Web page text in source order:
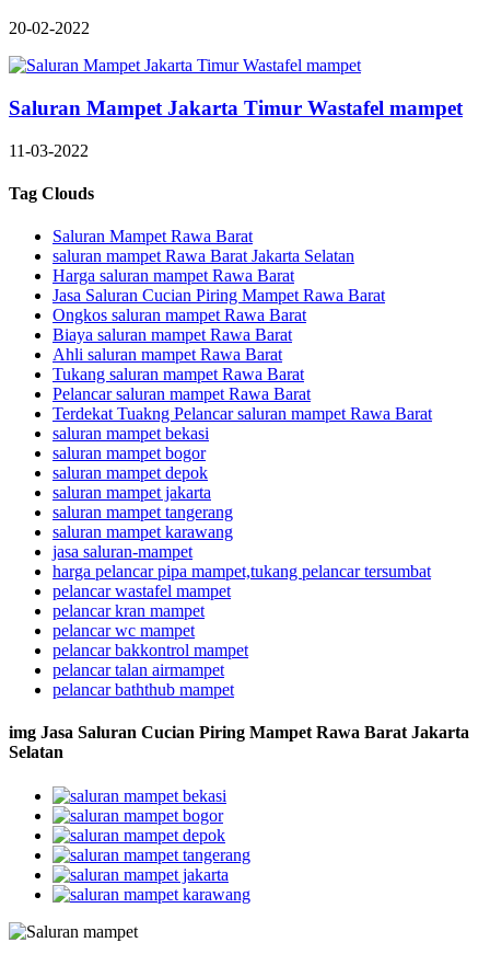
20-02-2022
Saluran Mampet Jakarta Timur Wastafel mampet
11-03-2022
Tag Clouds
Saluran Mampet Rawa Barat
saluran mampet Rawa Barat Jakarta Selatan
Harga saluran mampet Rawa Barat
Jasa Saluran Cucian Piring Mampet Rawa Barat
Ongkos saluran mampet Rawa Barat
Biaya saluran mampet Rawa Barat
Ahli saluran mampet Rawa Barat
Tukang saluran mampet Rawa Barat
Pelancar saluran mampet Rawa Barat
Terdekat Tuakng Pelancar saluran mampet Rawa Barat
saluran mampet bekasi
saluran mampet bogor
saluran mampet depok
saluran mampet jakarta
saluran mampet tangerang
saluran mampet karawang
jasa saluran-mampet
harga pelancar pipa mampet,tukang pelancar tersumbat
pelancar wastafel mampet
pelancar kran mampet
pelancar wc mampet
pelancar bakkontrol mampet
pelancar talan airmampet
pelancar baththub mampet
img Jasa Saluran Cucian Piring Mampet Rawa Barat Jakarta
Selatan